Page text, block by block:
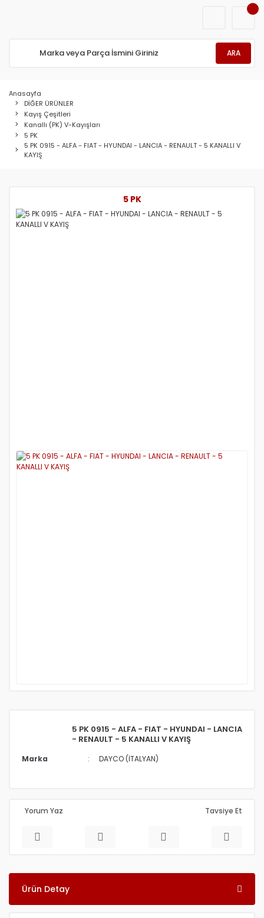
ARA
Anasayfa
DİĞER ÜRÜNLER
Kayış Çeşitleri
Kanallı (PK) V-Kayışları
5 PK
5 PK 0915 - ALFA - FIAT - HYUNDAI - LANCIA - RENAULT - 5 KANALLI V
KAYIŞ
5 PK
5 PK 0915 - ALFA - FIAT - HYUNDAI - LANCIA
- RENAULT - 5 KANALLI V KAYIŞ
Marka DAYCO (İTALYAN)
Yorum Yaz Tavsiye Et
Ürün Detay